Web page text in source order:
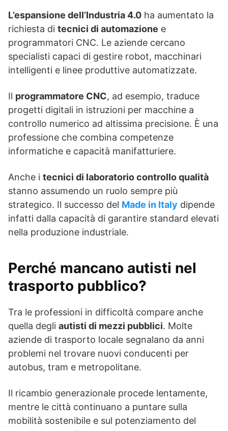
L’espansione dell’Industria 4.0 ha aumentato la
richiesta di tecnici di automazione e
programmatori CNC. Le aziende cercano
specialisti capaci di gestire robot, macchinari
intelligenti e linee produttive automatizzate.
Il programmatore CNC, ad esempio, traduce
progetti digitali in istruzioni per macchine a
controllo numerico ad altissima precisione. È una
professione che combina competenze
informatiche e capacità manifatturiere.
Anche i tecnici di laboratorio controllo qualità
stanno assumendo un ruolo sempre più
strategico. Il successo del Made in Italy dipende
infatti dalla capacità di garantire standard elevati
nella produzione industriale.
Perché mancano autisti nel
trasporto pubblico?
Tra le professioni in difficoltà compare anche
quella degli autisti di mezzi pubblici. Molte
aziende di trasporto locale segnalano da anni
problemi nel trovare nuovi conducenti per
autobus, tram e metropolitane.
Il ricambio generazionale procede lentamente,
mentre le città continuano a puntare sulla
mobilità sostenibile e sul potenziamento del